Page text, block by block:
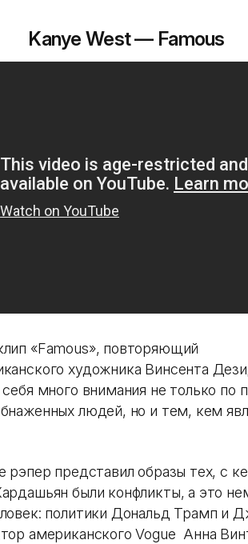
Kanye West — Famous
«Famous», повторяющий
художника Винсента
много внимания не только по
людей, но и тем, кем
рэпер представил образы тех, с
были конфликты, а это
политики Дональд Трамп и
американского Vogue Анна